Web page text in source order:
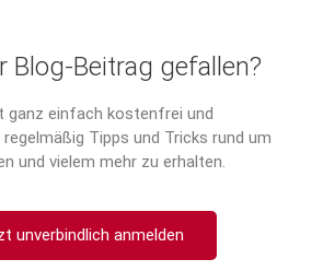
Blog-Beitrag gefallen?
ganz einfach kostenfrei und
Tipps und Tricks rund um
und vielem mehr zu erhalten.
unverbindlich anmelden